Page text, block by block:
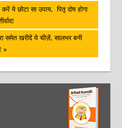
ये छोटा सा उपाय, पितृ दोष होगा
समेत खरीदें ये चीज़ें, सालभर बनी